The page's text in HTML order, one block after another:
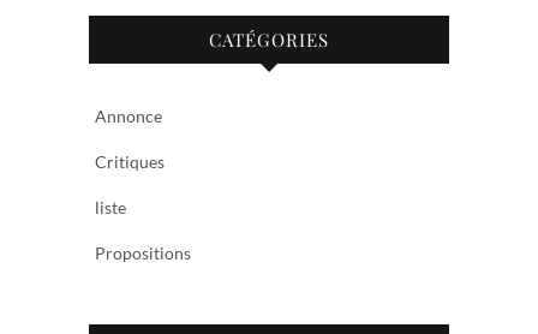
CATÉGORIES
Annonce
Critiques
liste
Propositions